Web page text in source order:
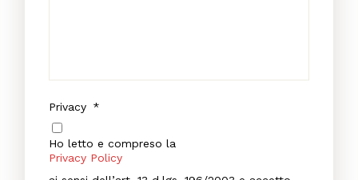
Privacy *
Ho letto e compreso la
Privacy Policy